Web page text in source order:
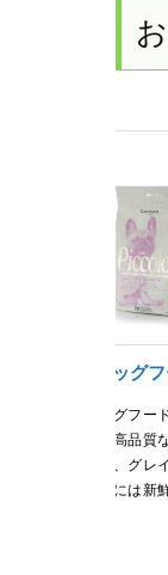
ピッコロドッグ
ピッコロドッグフー
けに特化した高品質
ッグフードで、グレ
です。主成分には新